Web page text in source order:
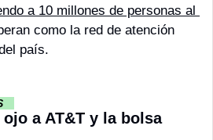
a 10 millones de personas al
como la red de atención
país.
a AT&T y la bolsa